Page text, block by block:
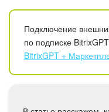
Сайты
Интернет-
Подключение
по подписке
BitrixGPT +